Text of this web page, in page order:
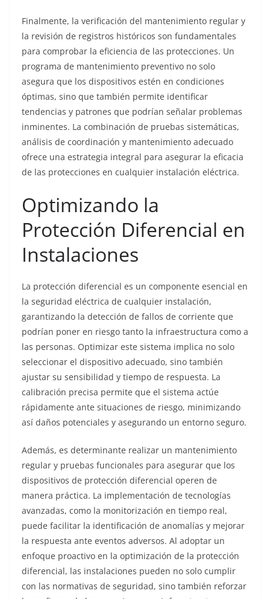
Finalmente, la verificación del mantenimiento regular y
la revisión de registros históricos son fundamentales
para comprobar la eficiencia de las protecciones. Un
programa de mantenimiento preventivo no solo
asegura que los dispositivos estén en condiciones
óptimas, sino que también permite identificar
tendencias y patrones que podrían señalar problemas
inminentes. La combinación de pruebas sistemáticas,
análisis de coordinación y mantenimiento adecuado
ofrece una estrategia integral para asegurar la eficacia
de las protecciones en cualquier instalación eléctrica.
Optimizando la
Protección Diferencial en
Instalaciones
La protección diferencial es un componente esencial en
la seguridad eléctrica de cualquier instalación,
garantizando la detección de fallos de corriente que
podrían poner en riesgo tanto la infraestructura como a
las personas. Optimizar este sistema implica no solo
seleccionar el dispositivo adecuado, sino también
ajustar su sensibilidad y tiempo de respuesta. La
calibración precisa permite que el sistema actúe
rápidamente ante situaciones de riesgo, minimizando
así daños potenciales y asegurando un entorno seguro.
Además, es determinante realizar un mantenimiento
regular y pruebas funcionales para asegurar que los
dispositivos de protección diferencial operen de
manera práctica. La implementación de tecnologías
avanzadas, como la monitorización en tiempo real,
puede facilitar la identificación de anomalías y mejorar
la respuesta ante eventos adversos. Al adoptar un
enfoque proactivo en la optimización de la protección
diferencial, las instalaciones pueden no solo cumplir
con las normativas de seguridad, sino también reforzar